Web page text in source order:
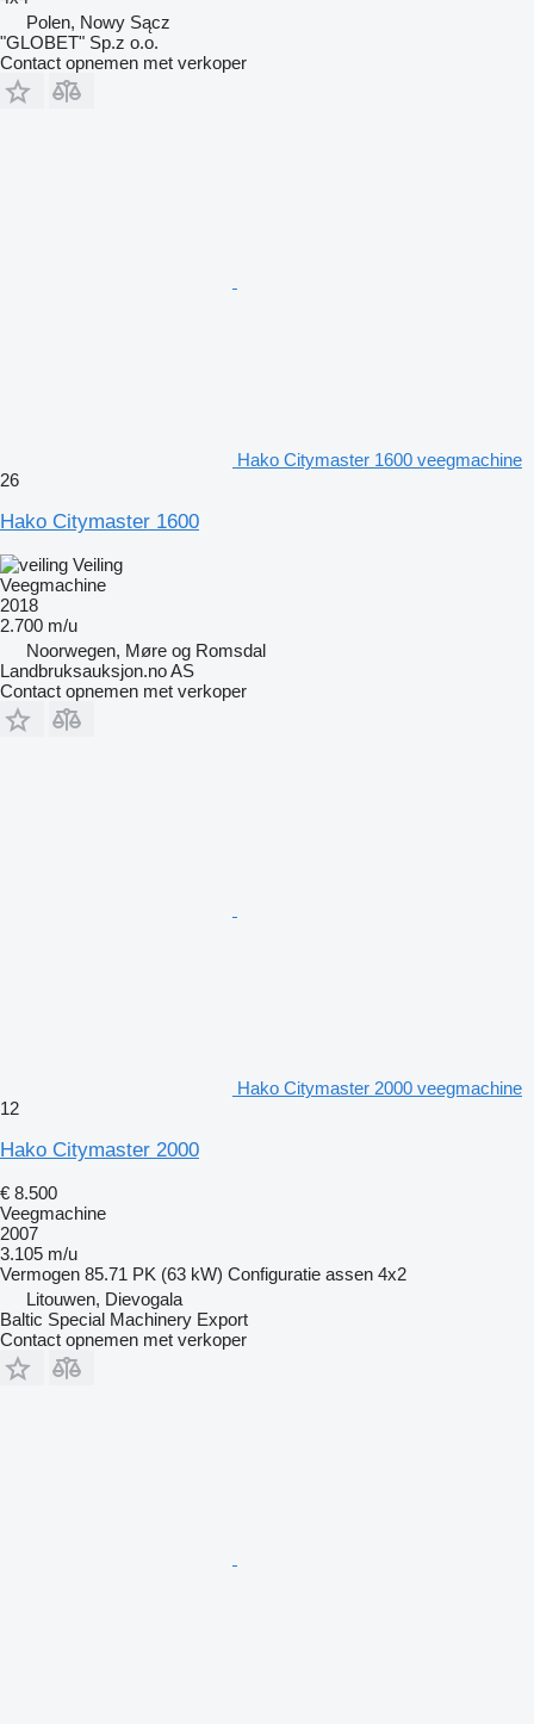
Polen, Nowy Sącz
"GLOBET" Sp.z o.o.
Contact opnemen met verkoper
Hako Citymaster 1600 veegmachine
26
Hako Citymaster 1600
Veiling
Veegmachine
2018
2.700 m/u
Noorwegen, Møre og Romsdal
Landbruksauksjon.no AS
Contact opnemen met verkoper
Hako Citymaster 2000 veegmachine
12
Hako Citymaster 2000
€ 8.500
Veegmachine
2007
3.105 m/u
Vermogen 85.71 PK (63 kW) Configuratie assen 4x2
Litouwen, Dievogala
Baltic Special Machinery Export
Contact opnemen met verkoper